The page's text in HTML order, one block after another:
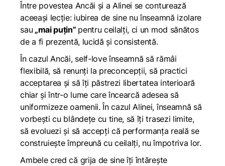
Între povestea Ancăi și a Alinei se conturează
aceeași lecție: iubirea de sine nu înseamnă izolare
sau „mai puțin” pentru ceilalți, ci un mod sănătos
de a fi prezentă, lucidă și consistentă.
În cazul Ancăi, self-love înseamnă să rămâi
flexibilă, să renunți la preconcepții, să practici
acceptarea și să îți păstrezi libertatea interioară
chiar și într-o lume care încearcă adesea să
uniformizeze oamenii. În cazul Alinei, înseamnă să
vorbești cu blândețe cu tine, să îți trasezi limite,
să evoluezi și să accepți că performanța reală se
construiește împreună cu ceilalți, nu împotriva lor.
Ambele cred că grija de sine îți întărește